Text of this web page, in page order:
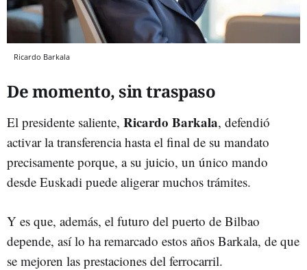
Ricardo Barkala
De momento, sin traspaso
El presidente saliente, Ricardo Barkala, defendió
activar la transferencia hasta el final de su mandato
precisamente porque, a su juicio, un único mando
desde Euskadi puede aligerar muchos trámites.
Y es que, además, el futuro del puerto de Bilbao
depende, así lo ha remarcado estos años Barkala, de que
se mejoren las prestaciones del ferrocarril.